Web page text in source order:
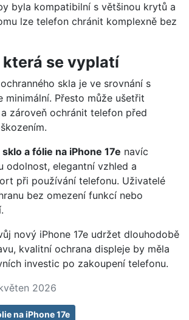
byla kompatibilní s většinou krytů a
lze telefon chránit komplexně bez
se vyplatí
skla je ve srovnání s
minimální. Přesto může ušetřit
zároveň ochránit telefon před
a fólie na iPhone 17e navíc
odolnost, elegantní vzhled a
při používání telefonu. Uživatelé
bez omezení funkcí nebo
nový iPhone 17e udržet dlouhodobě
kvalitní ochrana displeje by měla
investic po zakoupení telefonu.
2026
na iPhone 17e